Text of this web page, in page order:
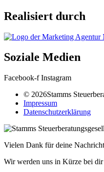
Realisiert durch
Soziale Medien
Facebook-f Instagram
© 2026Stamms
Impressum
Datenschutzerklärung
Vielen Dank für deine
Wir werden uns in Kürze bei dir